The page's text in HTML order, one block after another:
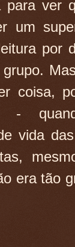
para ver
um
por
coisa,
-
vida
era tão